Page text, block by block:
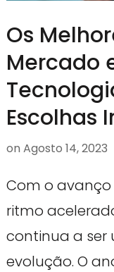
Os
Mercado
Escolhas
on Agosto 14, 2023
Com o
ritmo
continua a
evolução. O